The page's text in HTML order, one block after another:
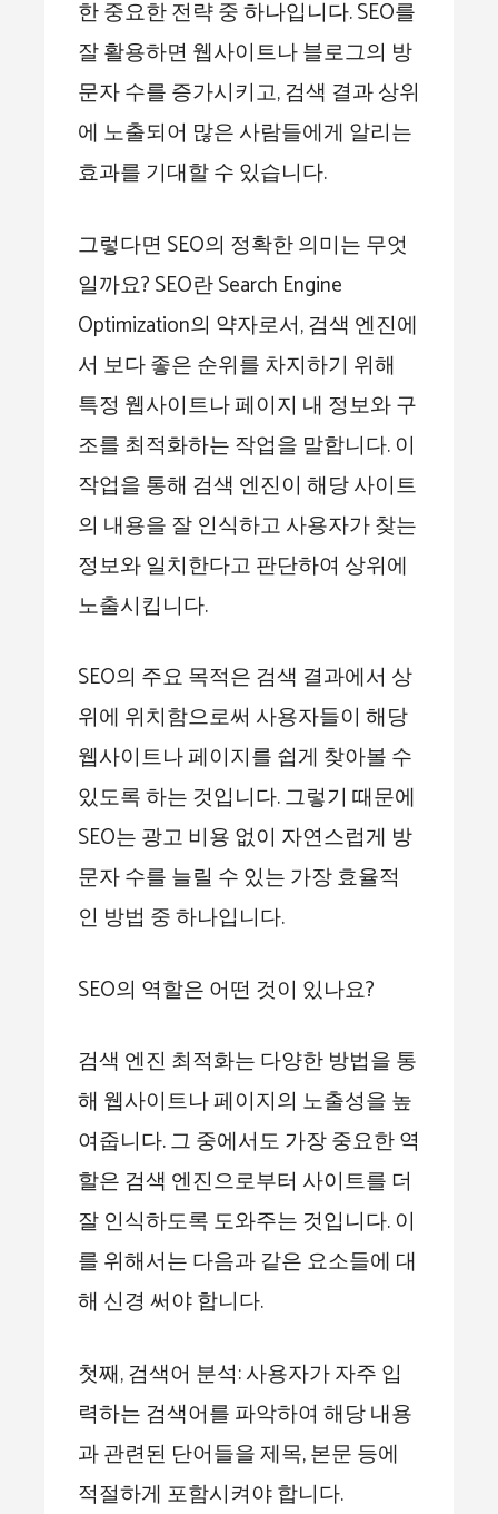
한 중요한 전략 중 하나입니다. SEO를
잘 활용하면 웹사이트나 블로그의 방
문자 수를 증가시키고, 검색 결과 상위
에 노출되어 많은 사람들에게 알리는
효과를 기대할 수 있습니다.
그렇다면 SEO의 정확한 의미는 무엇
일까요? SEO란 Search Engine
Optimization의 약자로서, 검색 엔진에
서 보다 좋은 순위를 차지하기 위해
특정 웹사이트나 페이지 내 정보와 구
조를 최적화하는 작업을 말합니다. 이
작업을 통해 검색 엔진이 해당 사이트
의 내용을 잘 인식하고 사용자가 찾는
정보와 일치한다고 판단하여 상위에
노출시킵니다.
SEO의 주요 목적은 검색 결과에서 상
위에 위치함으로써 사용자들이 해당
웹사이트나 페이지를 쉽게 찾아볼 수
있도록 하는 것입니다. 그렇기 때문에
SEO는 광고 비용 없이 자연스럽게 방
문자 수를 늘릴 수 있는 가장 효율적
인 방법 중 하나입니다.
SEO의 역할은 어떤 것이 있나요?
검색 엔진 최적화는 다양한 방법을 통
해 웹사이트나 페이지의 노출성을 높
여줍니다. 그 중에서도 가장 중요한 역
할은 검색 엔진으로부터 사이트를 더
잘 인식하도록 도와주는 것입니다. 이
를 위해서는 다음과 같은 요소들에 대
해 신경 써야 합니다.
첫째, 검색어 분석: 사용자가 자주 입
력하는 검색어를 파악하여 해당 내용
과 관련된 단어들을 제목, 본문 등에
적절하게 포함시켜야 합니다.